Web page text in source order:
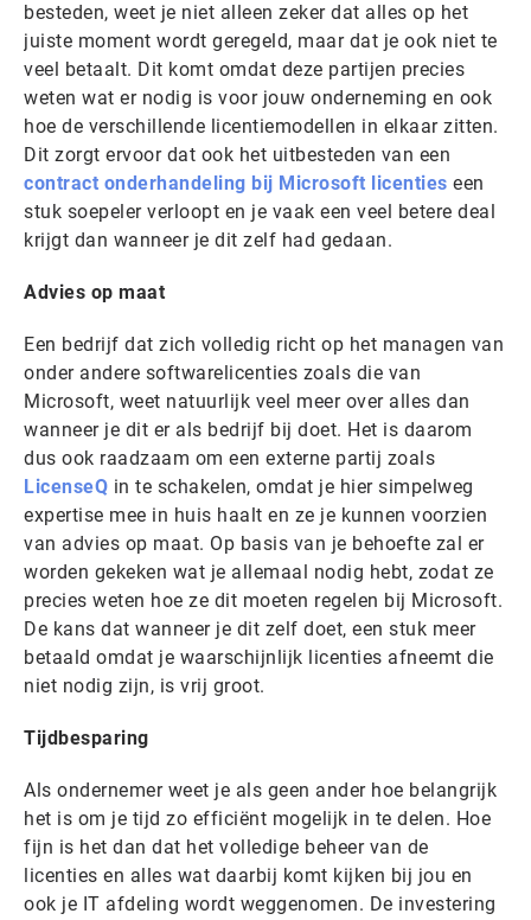
besteden, weet je niet alleen zeker dat alles op het
juiste moment wordt geregeld, maar dat je ook niet te
veel betaalt. Dit komt omdat deze partijen precies
weten wat er nodig is voor jouw onderneming en ook
hoe de verschillende licentiemodellen in elkaar zitten.
Dit zorgt ervoor dat ook het uitbesteden van een
contract onderhandeling bij Microsoft licenties een
stuk soepeler verloopt en je vaak een veel betere deal
krijgt dan wanneer je dit zelf had gedaan.
Advies op maat
Een bedrijf dat zich volledig richt op het managen van
onder andere softwarelicenties zoals die van
Microsoft, weet natuurlijk veel meer over alles dan
wanneer je dit er als bedrijf bij doet. Het is daarom
dus ook raadzaam om een externe partij zoals
LicenseQ in te schakelen, omdat je hier simpelweg
expertise mee in huis haalt en ze je kunnen voorzien
van advies op maat. Op basis van je behoefte zal er
worden gekeken wat je allemaal nodig hebt, zodat ze
precies weten hoe ze dit moeten regelen bij Microsoft.
De kans dat wanneer je dit zelf doet, een stuk meer
betaald omdat je waarschijnlijk licenties afneemt die
niet nodig zijn, is vrij groot.
Tijdbesparing
Als ondernemer weet je als geen ander hoe belangrijk
het is om je tijd zo efficiënt mogelijk in te delen. Hoe
fijn is het dan dat het volledige beheer van de
licenties en alles wat daarbij komt kijken bij jou en
ook je IT afdeling wordt weggenomen. De investering